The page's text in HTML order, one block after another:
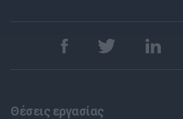
Θέσεις εργασίας